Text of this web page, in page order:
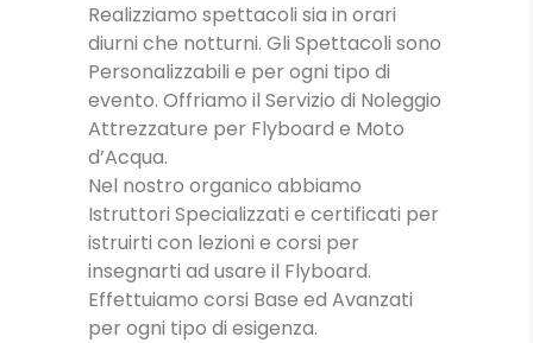
Realizziamo spettacoli sia in orari
diurni che notturni. Gli Spettacoli sono
Personalizzabili e per ogni tipo di
evento. Offriamo il Servizio di Noleggio
Attrezzature per Flyboard e Moto
d’Acqua.
Nel nostro organico abbiamo
Istruttori Specializzati e certificati per
istruirti con lezioni e corsi per
insegnarti ad usare il Flyboard.
Effettuiamo corsi Base ed Avanzati
per ogni tipo di esigenza.